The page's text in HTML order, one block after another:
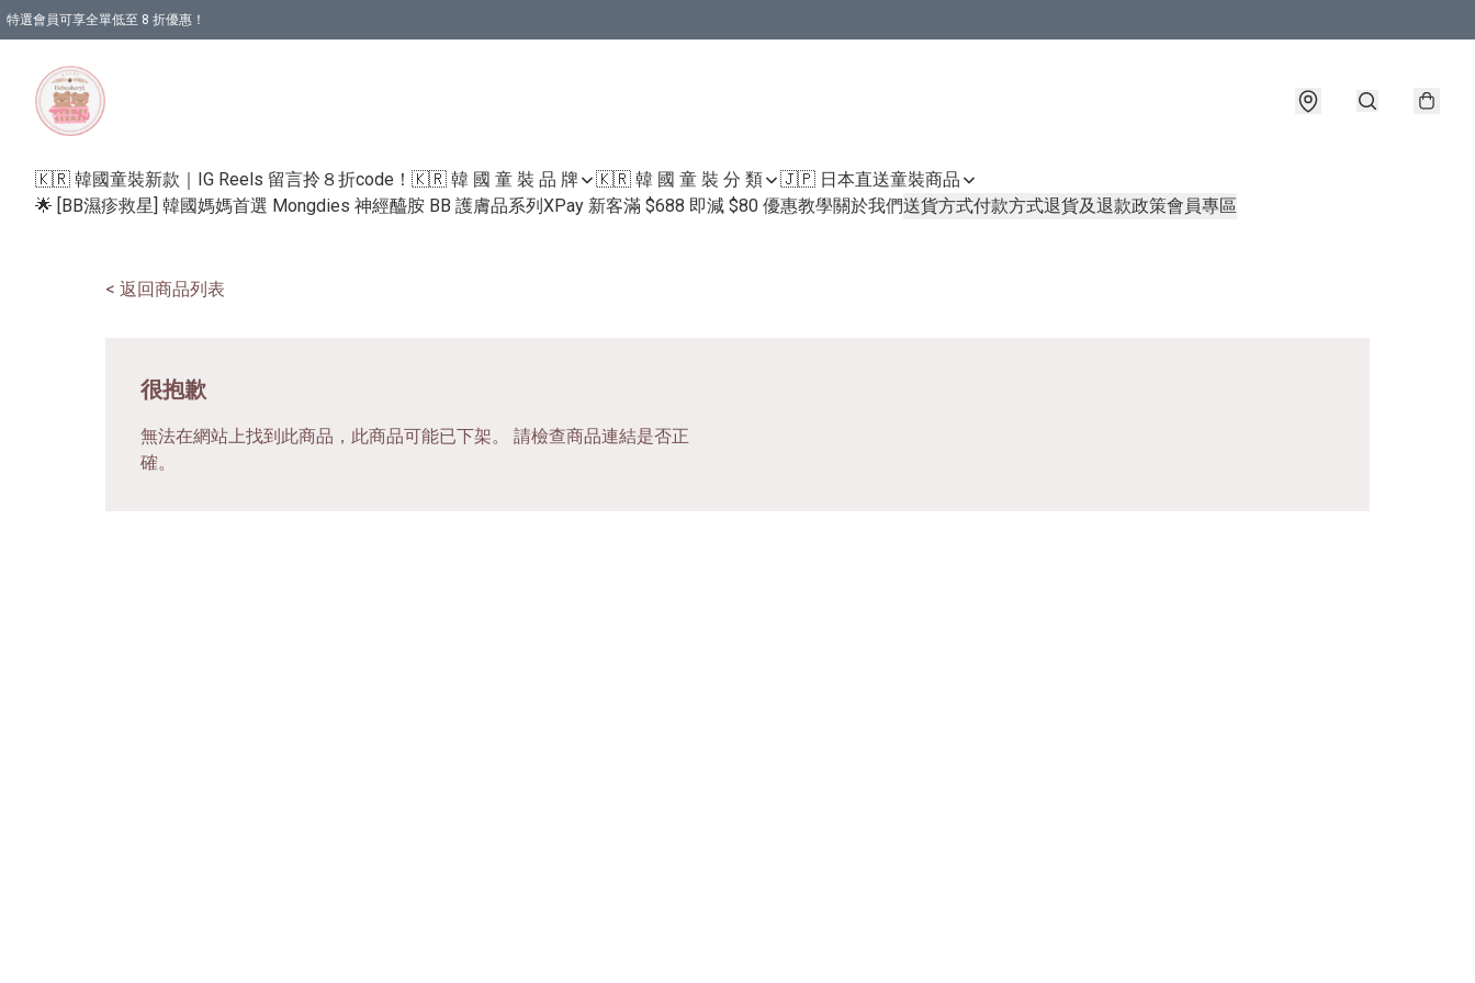
特選會員可享全單低至 8 折優惠！
🇰🇷 韓國童裝新款｜IG Reels 留言拎８折code！ 🇰🇷 韓 國 童 裝 品 牌 🇰🇷 韓 國 童 裝 分 類 🇯🇵 日本直送童裝商品
🌟 [BB濕疹救星] 韓國媽媽首選 Mongdies 神經醯胺 BB 護膚品系列XPay 新客滿 $688 即減 $80 優惠教學關於我們送貨方式付款方式退貨及退款政策會員專區
< 返回商品列表
很抱歉
無法在網站上找到此商品，此商品可能已下架。 請檢查商品連結是否正
確。